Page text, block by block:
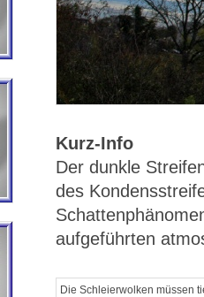
Kurz-Info
Der dunkle
des
aufgeführten
Die Schleierwolken müssen